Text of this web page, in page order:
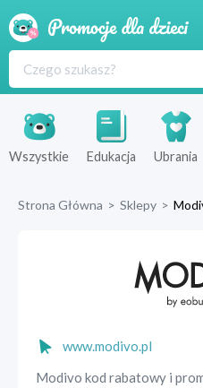
Wszystkie Edukacja Ubrania
Strona Główna > Sklepy >
www.modivo.pl
Modivo kod rabatowy i